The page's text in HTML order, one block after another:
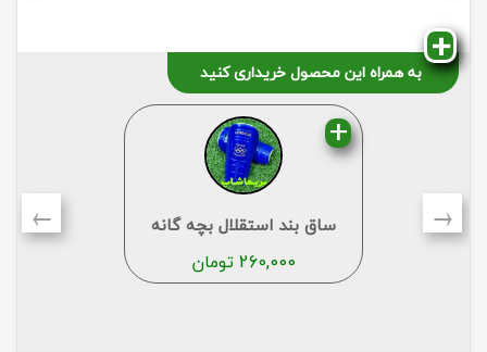
به همراه این محصول خریداری کنید
ساق بند استقلال بچه گانه
260,000تومان
← →